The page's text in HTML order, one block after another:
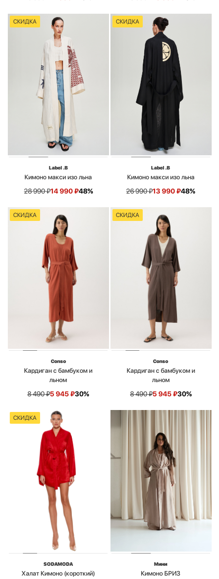
СКИДКА
Label .B
Кимоно макси изо льна
28 990₽14 990₽48%
СКИДКА
Label .B
Кимоно макси изо льна
26 990₽13 990₽48%
СКИДКА
Conso
Кардиган с бамбуком и
льном
8 490₽5 945₽30%
СКИДКА
Conso
Кардиган с бамбуком и
льном
8 490₽5 945₽30%
СКИДКА
SODAMODA
Халат Кимоно (короткий)
Мини
Кимоно БРИЗ